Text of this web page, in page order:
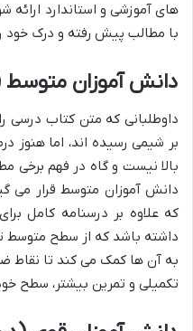
های آموزشی و استاندارد ارائه
با مطالب پیش رفته و درک خود
دانش آموزان متوسط (درصد
داوطلبانی که متن کتاب درسی
بر شیمی رسیده اند، اما هنوز
بالا نیست و گاه در فهم برخی
دانش آموزان متوسط قرار می
که علاوه بر درسنامه کامل
داشته باشد که از سطح متوسط
به آن ها کمک می کند تا نقاط
تکمیلی و تمرین بیشتر، سطح